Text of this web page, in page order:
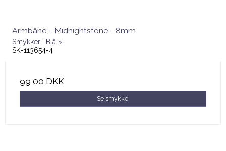
Armbånd - Midnightstone - 8mm
Smykker i Blå »
SK-113654-4
99,00 DKK
Se smykke.